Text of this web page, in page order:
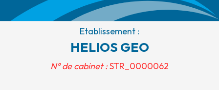
Etablissement :
HELIOS GEO
N° de cabinet :STR_0000062